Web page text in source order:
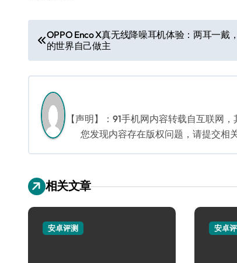
文
章
导
航
OPPO Enco X真无线降噪耳机体验：两耳一戴
的世界自己做主
【声明】：91手机网内容转载自互联网
您发现内容存在版权问题，请提交相
相关文章
安卓评测 安卓